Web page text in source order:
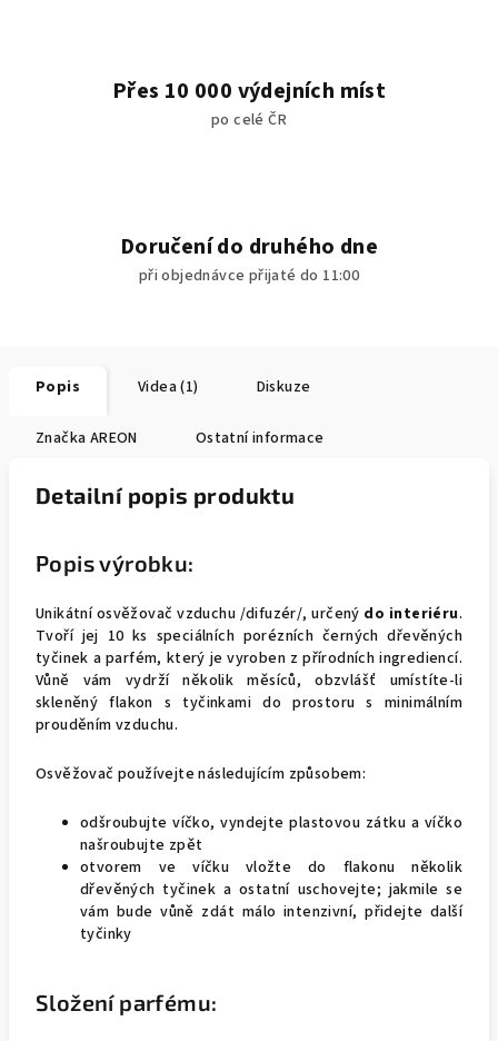
Přes 10 000 výdejních míst
po celé ČR
Doručení do druhého dne
při objednávce přijaté do 11:00
Popis Videa (1) Diskuze
Značka AREON Ostatní informace
Detailní popis produktu
Popis výrobku:
Unikátní osvěžovač vzduchu /difuzér/, určený do interiéru.
Tvoří jej 10 ks speciálních porézních černých dřevěných
tyčinek a parfém, který je vyroben z přírodních ingrediencí.
Vůně vám vydrží několik měsíců, obzvlášť umístíte-li
skleněný flakon s tyčinkami do prostoru s minimálním
prouděním vzduchu.
Osvěžovač používejte následujícím způsobem:
odšroubujte víčko, vyndejte plastovou zátku a víčko
našroubujte zpět
otvorem ve víčku vložte do flakonu několik
dřevěných tyčinek a ostatní uschovejte; jakmile se
vám bude vůně zdát málo intenzivní, přidejte další
tyčinky
Složení parfému: